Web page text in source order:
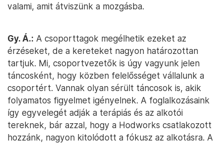
valami, amit átviszünk a mozgásba.
Gy. Á.: A csoporttagok megélhetik ezeket az
érzéseket, de a kereteket nagyon határozottan
tartjuk. Mi, csoportvezetők is úgy vagyunk jelen
táncosként, hogy közben felelősséget vállalunk a
csoportért. Vannak olyan sérült táncosok is, akik
folyamatos figyelmet igényelnek. A foglalkozásaink
így egyvelegét adják a terápiás és az alkotói
tereknek, bár azzal, hogy a Hodworks csatlakozott
hozzánk, nagyon kitolódott a fókusz az alkotásra. A